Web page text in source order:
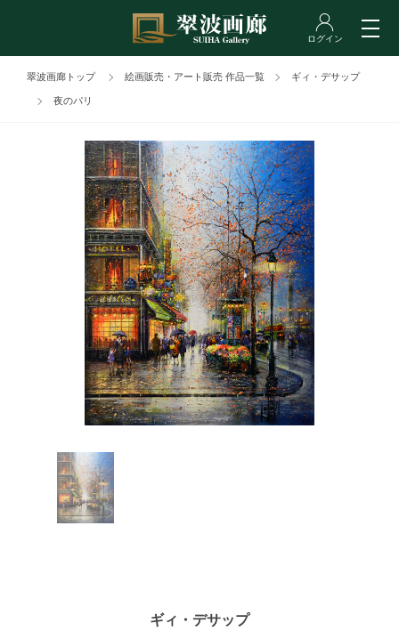
翠波画廊トップ 絵画販売・アート販売 作品一覧 ギィ・デサップ
夜のパリ
ギィ・デサップ